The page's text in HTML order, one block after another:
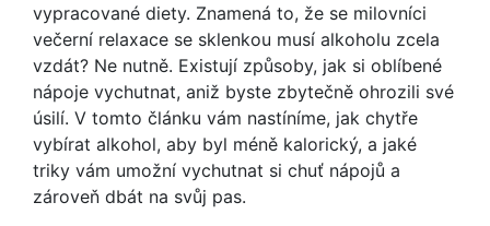
vypracované diety. Znamená to, že se milovníci
večerní relaxace se sklenkou musí alkoholu zcela
vzdát? Ne nutně. Existují způsoby, jak si oblíbené
nápoje vychutnat, aniž byste zbytečně ohrozili své
úsilí. V tomto článku vám nastíníme, jak chytře
vybírat alkohol, aby byl méně kalorický, a jaké
triky vám umožní vychutnat si chuť nápojů a
zároveň dbát na svůj pas.